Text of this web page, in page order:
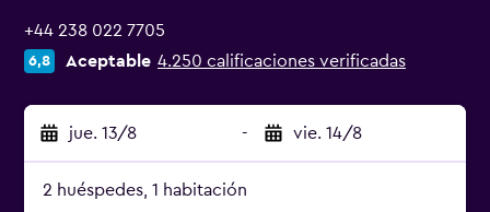
+44 238 022 7705
6,8 Aceptable 4.250 calificaciones verificadas
jue. 13/8 - vie. 14/8
2 huéspedes, 1 habitación